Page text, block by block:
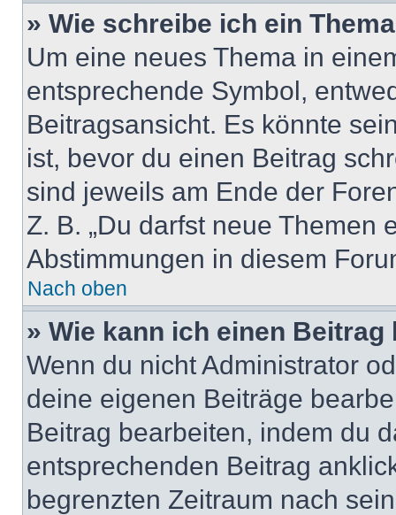
» Wie schreibe ich ein
Um eine neues Thema in
entsprechende Symbol,
Beitragsansicht. Es könnte
ist, bevor du einen Beitrag
sind jeweils am Ende der
Z. B. „Du darfst neue Themen
Abstimmungen in diesem
Nach oben
» Wie kann ich einen
Wenn du nicht Administrator
deine eigenen Beiträge
Beitrag bearbeiten, indem du
entsprechenden Beitrag
begrenzten Zeitraum nach